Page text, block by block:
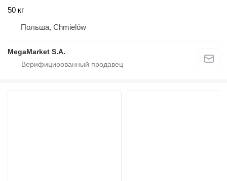
50 кг
Польша, Chmielów
MegaMarket S.A.